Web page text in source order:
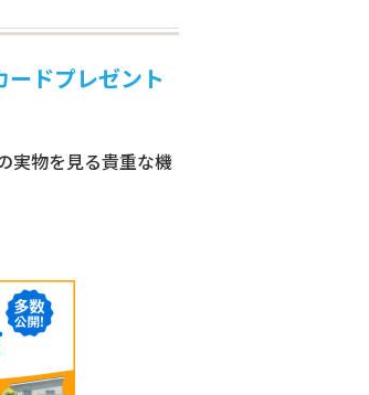
ドプレゼント
実物を見る貴重な機